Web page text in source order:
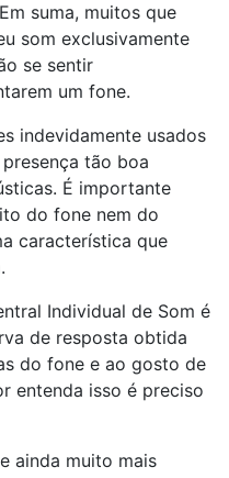
suma, muitos que
som exclusivamente
se sentir
um fone.
indevidamente usados
tão boa
É importante
do fone nem do
característica que
Individual de Som é
de resposta obtida
do fone e ao gosto de
entenda isso é preciso
ainda muito mais